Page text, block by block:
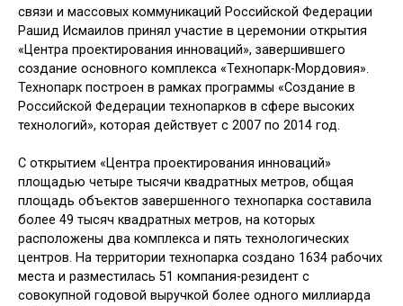
связи и массовых коммуникаций Российской Федерации
Рашид Исмаилов принял участие в церемонии открытия
«Центра проектирования инноваций», завершившего
создание основного комплекса «Технопарк-Мордовия».
Технопарк построен в рамках программы «Создание в
Российской Федерации технопарков в сфере высоких
технологий», которая действует с 2007 по 2014 год.
С открытием «Центра проектирования инноваций»
площадью четыре тысячи квадратных метров, общая
площадь объектов завершенного технопарка составила
более 49 тысяч квадратных метров, на которых
расположены два комплекса и пять технологических
центров. На территории технопарка создано 1634 рабочих
места и разместилась 51 компания-резидент с
совокупной годовой выручкой более одного миллиарда